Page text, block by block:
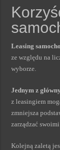
Leasing
ze względu na
wyborze.
Jednym z
z leasingiem
zmniejsza
zarządzać
Kolejną zaletą